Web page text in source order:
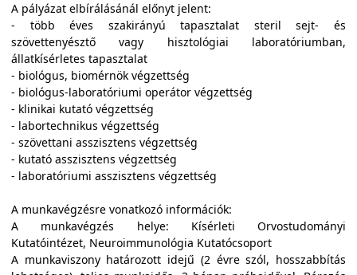
A pályázat elbírálásánál előnyt jelent:
- több éves szakirányú tapasztalat steril sejt- és
szövettenyésztő vagy hisztológiai laboratóriumban,
állatkísérletes tapasztalat
- biológus, biomérnök végzettség
- biológus-laboratóriumi operátor végzettség
- klinikai kutató végzettség
- labortechnikus végzettség
- szövettani asszisztens végzettség
- kutató asszisztens végzettség
- laboratóriumi asszisztens végzettség
A munkavégzésre vonatkozó információk:
A munkavégzés helye: Kísérleti Orvostudományi
Kutatóintézet, Neuroimmunológia Kutatócsoport
A munkaviszony határozott idejű (2 évre szól, hosszabbítás